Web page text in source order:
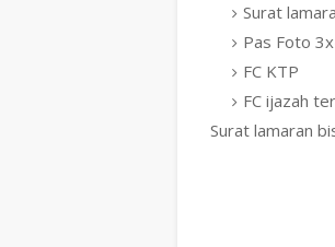
Surat
Pas Foto
FC KTP
FC ijazah
Surat lamaran